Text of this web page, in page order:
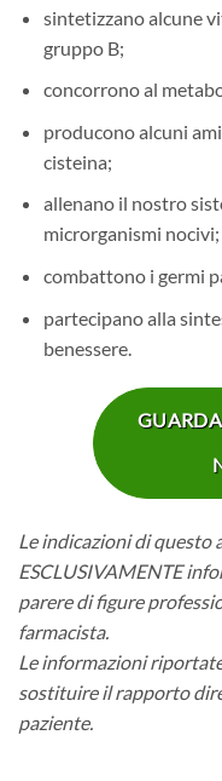
sintetizzano alcune
gruppo B;
concorrono al
producono alcuni
cisteina;
allenano il nostro
microrganismi nocivi;
combattono i germi
partecipano alla
benessere.
Le indicazioni di questo
ESCLUSIVAMENTE
parere di figure
farmacista.
Le informazioni
sostituire il rapporto
paziente.